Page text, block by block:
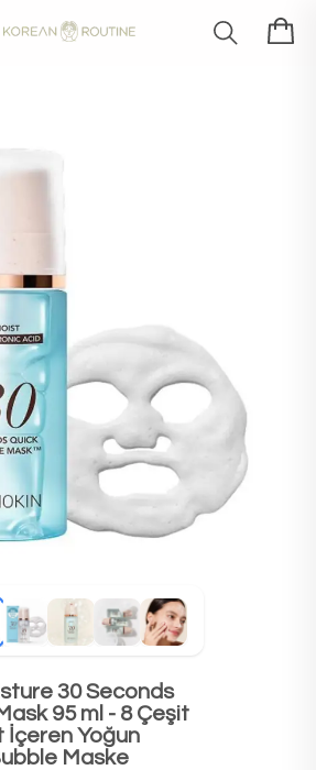
30 Seconds
95 ml - 8 Çeşit
İçeren Yoğun
Maske